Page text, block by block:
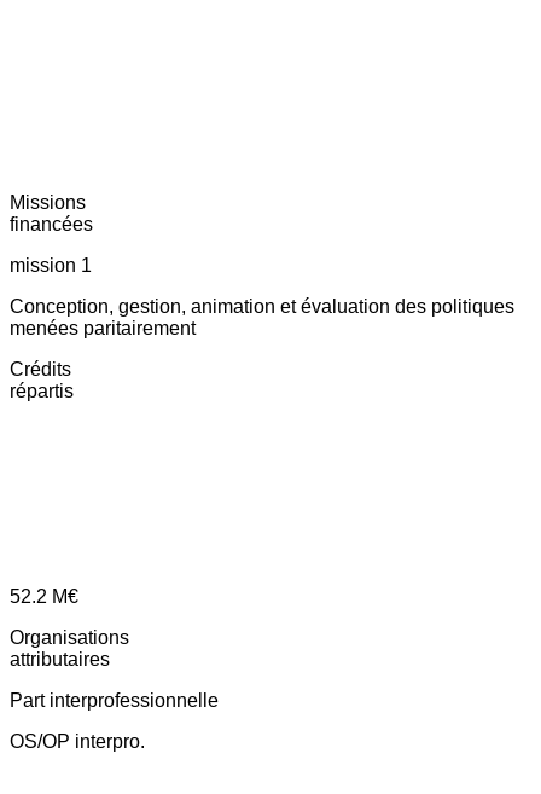
Missions
financées
mission 1
Conception, gestion, animation et évaluation des politiques
menées paritairement
Crédits
répartis
52.2 M€
Organisations
attributaires
Part interprofessionnelle
OS/OP interpro.